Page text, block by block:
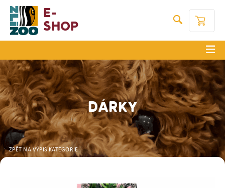
E-
Shop
DÁRKY
ZPĚT NA VÝPIS KATEGORIE